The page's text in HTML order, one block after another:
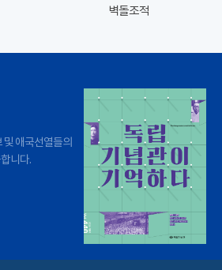
벽돌조적
및 애국선열들의
니다.